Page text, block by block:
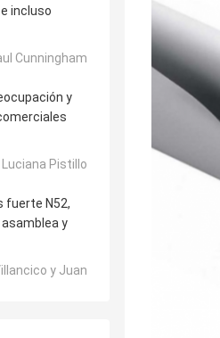
incluso
Cunningham
y
Pistillo
fuerte N52,
y
y Juan